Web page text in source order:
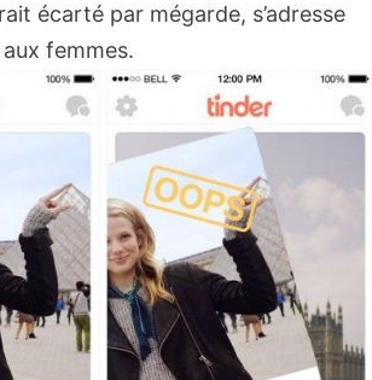
écarté par mégarde, s’adresse
femmes.